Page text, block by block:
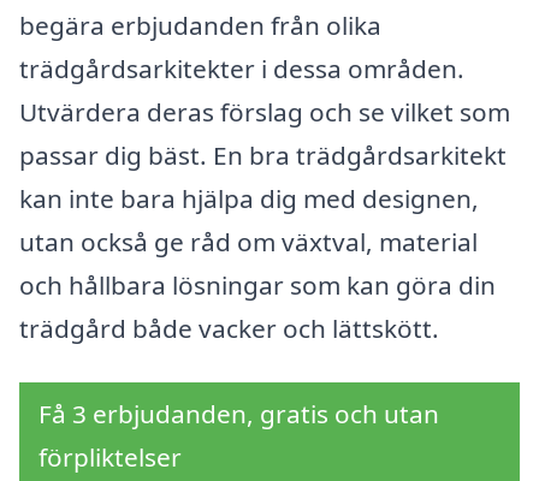
begära erbjudanden från olika
trädgårdsarkitekter i dessa områden.
Utvärdera deras förslag och se vilket som
passar dig bäst. En bra trädgårdsarkitekt
kan inte bara hjälpa dig med designen,
utan också ge råd om växtval, material
och hållbara lösningar som kan göra din
trädgård både vacker och lättskött.
Få 3 erbjudanden, gratis och utan
förpliktelser